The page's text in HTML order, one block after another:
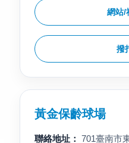
網站/
撥
黃金保齡球場
聯絡地址： 701臺南市